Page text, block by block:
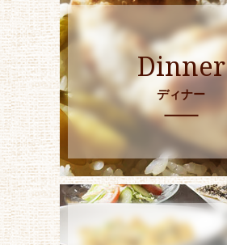
Dinner
ディナー